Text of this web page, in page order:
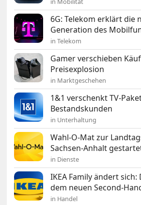
6G: Telekom erklärt die
Generation des
in Telekom
Gamer verschieben
Preisexplosion
in Marktgeschehen
1&1 verschenkt TV-
Bestandskunden
in Unterhaltung
Wahl-O-Mat zur
Sachsen-Anhalt
in Dienste
IKEA Family ändert
dem neuen Second-
in Handel